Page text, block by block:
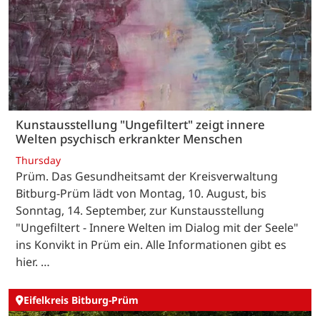
Kunstausstellung "Ungefiltert" zeigt innere
Welten psychisch erkrankter Menschen
Thursday
Prüm. Das Gesundheitsamt der Kreisverwaltung
Bitburg-Prüm lädt von Montag, 10. August, bis
Sonntag, 14. September, zur Kunstausstellung
"Ungefiltert - Innere Welten im Dialog mit der Seele"
ins Konvikt in Prüm ein. Alle Informationen gibt es
hier. …
Eifelkreis Bitburg-Prüm